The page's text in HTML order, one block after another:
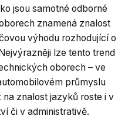
jsou samotné odborné
znamená znalost
výhodu rozhodující o
lze tento trend
oborech – ve
průmyslu
znalost jazyků roste i v
či v administrativě.